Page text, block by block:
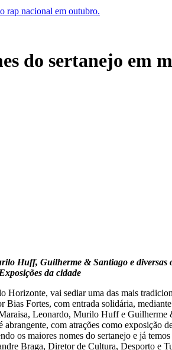
rap nacional em outubro.
do sertanejo em
Guilherme & Santiago e diversas
Exposições da cidade
vai sediar uma das mais
Fortes, com entrada solidária,
Leonardo, Murilo Huff e Guilherme
com atrações como exposição
os maiores nomes do sertanejo e já
Braga, Diretor de Cultura, Desporto e